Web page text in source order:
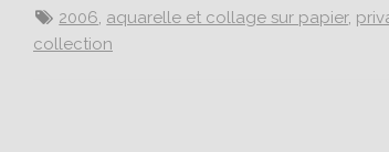
2006, aquarelle et collage sur papier,
collection